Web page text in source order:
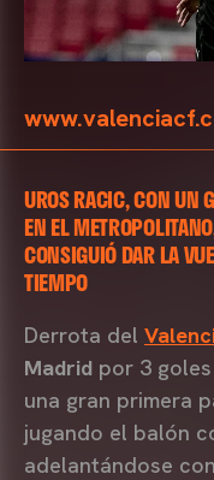
UROS RACIC, CON UN
EN EL
CONSIGUIÓ DAR LA
TIEMPO
Derrota del
Madrid por 3
una gran primera
jugando el balón
adelantándose